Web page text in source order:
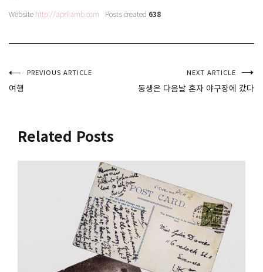
Website http://aprilamb.com Posts created 638
글
색
PREVIOUS ARTICLE
여행
NEXT ARTICLE
동생은 다음날 혼자 야구장에 갔다
Related Posts